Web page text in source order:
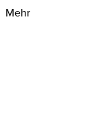
Mehr